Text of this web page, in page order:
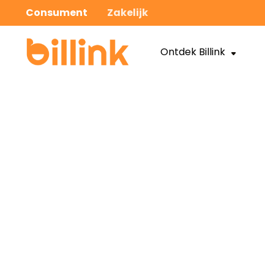
Consument Zakelijk
Ontdek Billink